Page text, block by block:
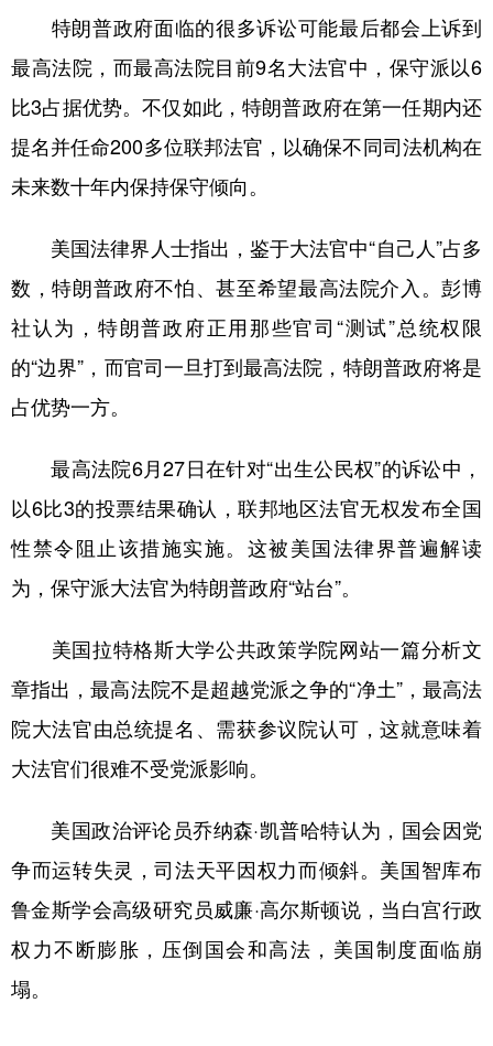
特朗普政府面临的很多诉讼可能最后都会上诉到
最高法院，而最高法院目前9名大法官中，保守派以6
比3占据优势。不仅如此，特朗普政府在第一任期内还
提名并任命200多位联邦法官，以确保不同司法机构在
未来数十年内保持保守倾向。
美国法律界人士指出，鉴于大法官中“自己人”占多
数，特朗普政府不怕、甚至希望最高法院介入。彭博
社认为，特朗普政府正用那些官司“测试”总统权限
的“边界”，而官司一旦打到最高法院，特朗普政府将是
占优势一方。
最高法院6月27日在针对“出生公民权”的诉讼中，
以6比3的投票结果确认，联邦地区法官无权发布全国
性禁令阻止该措施实施。这被美国法律界普遍解读
为，保守派大法官为特朗普政府“站台”。
美国拉特格斯大学公共政策学院网站一篇分析文
章指出，最高法院不是超越党派之争的“净土”，最高法
院大法官由总统提名、需获参议院认可，这就意味着
大法官们很难不受党派影响。
美国政治评论员乔纳森·凯普哈特认为，国会因党
争而运转失灵，司法天平因权力而倾斜。美国智库布
鲁金斯学会高级研究员威廉·高尔斯顿说，当白宫行政
权力不断膨胀，压倒国会和高法，美国制度面临崩
塌。